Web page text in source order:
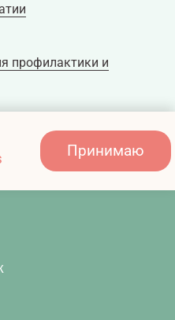
профилактики и
профилактики и
Принимаю